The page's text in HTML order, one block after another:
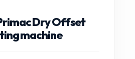
Dry Offset
machine